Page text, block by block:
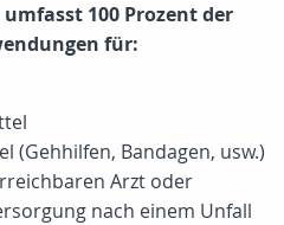
100 Prozent der
für:
(Gehhilfen, Bandagen, usw.)
Arzt oder
nach einem Unfall